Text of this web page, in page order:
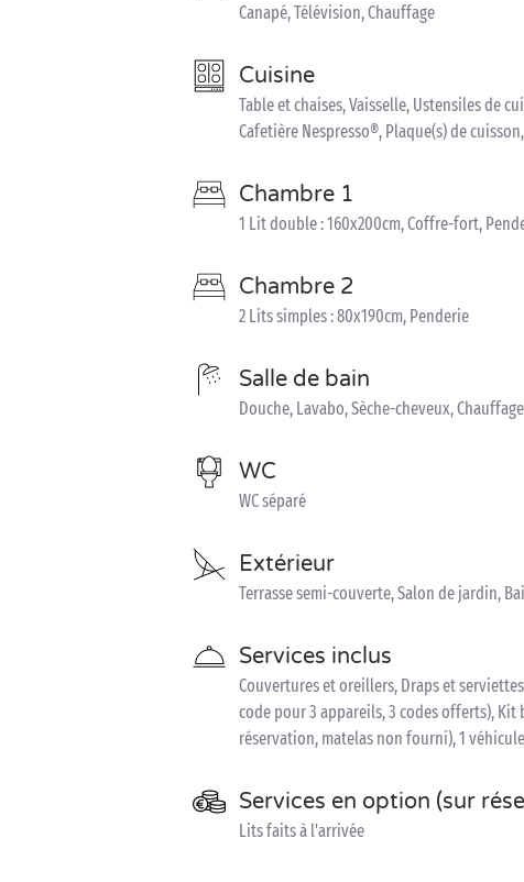
Canapé, Télévision, Chauffage
Cuisine
Table et chaises, Vaisselle, Ustensiles de
Cafetière Nespresso®, Plaque(s) de
Chambre 1
1 Lit double : 160x200cm, Coffre-fort,
Chambre 2
2 Lits simples : 80x190cm, Penderie
Salle de bain
Douche, Lavabo, Sèche-cheveux, Chauffage
WC
WC séparé
Extérieur
Terrasse semi-couverte, Salon de jardin,
Services inclus
Couvertures et oreillers, Draps et
code pour 3 appareils, 3 codes offerts),
réservation, matelas non fourni), 1
Services en option (sur
Lits faits à l'arrivée